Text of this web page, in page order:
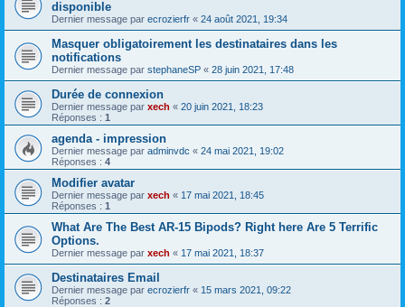
disponible
Dernier message par ecrozierfr « 24 août 2021, 19:34
Masquer obligatoirement les destinataires dans les
notifications
Dernier message par stephaneSP « 28 juin 2021, 17:48
Durée de connexion
Dernier message par xech « 20 juin 2021, 18:23
Réponses : 1
agenda - impression
Dernier message par adminvdc « 24 mai 2021, 19:02
Réponses : 4
Modifier avatar
Dernier message par xech « 17 mai 2021, 18:45
Réponses : 1
What Are The Best AR-15 Bipods? Right here Are 5 Terrific
Options.
Dernier message par xech « 17 mai 2021, 18:37
Destinataires Email
Dernier message par ecrozierfr « 15 mars 2021, 09:22
Réponses : 2